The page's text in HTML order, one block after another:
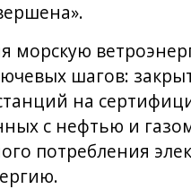
морскую
шагов:
на
с нефтью и
потребления